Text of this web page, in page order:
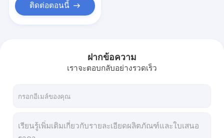
ติดต่อตอนนี้
ฝากข้อความ
เราจะตอบกลับอย่างรวดเร็ว